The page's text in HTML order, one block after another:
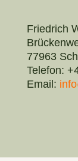
Friedrich
77963
Telefon:
Email: